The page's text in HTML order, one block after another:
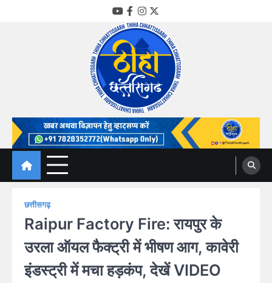
YouTube
Facebook
Instagram
Twitter
Thiha Chhattisgarh
गोठ जन-जन के
छत्तीसगढ़
Raipur Factory Fire: रायपुर के
उरला ऑयल फैक्ट्री में भीषण आग, कावेरी
इंडस्ट्री में मचा हड़कंप, देखें VIDEO